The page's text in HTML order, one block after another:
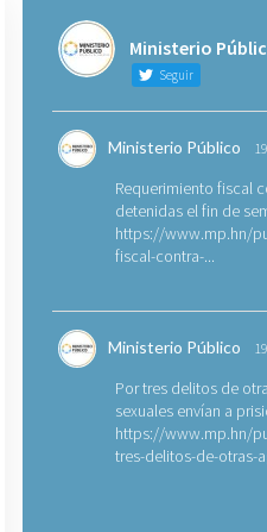
Ministerio
Seguir
Ministerio Público
Requerimiento fiscal
detenidas el fin de
https://www.mp.hn/
fiscal-contra-...
Ministerio Público
Por tres delitos de
sexuales envían a
https://www.mp.hn/
tres-delitos-de-otras-